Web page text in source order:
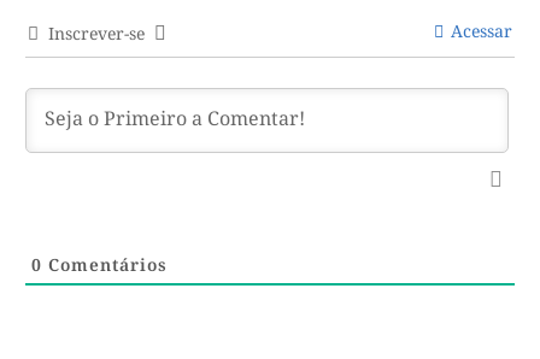
Inscrever-se Acessar
0 Comentários